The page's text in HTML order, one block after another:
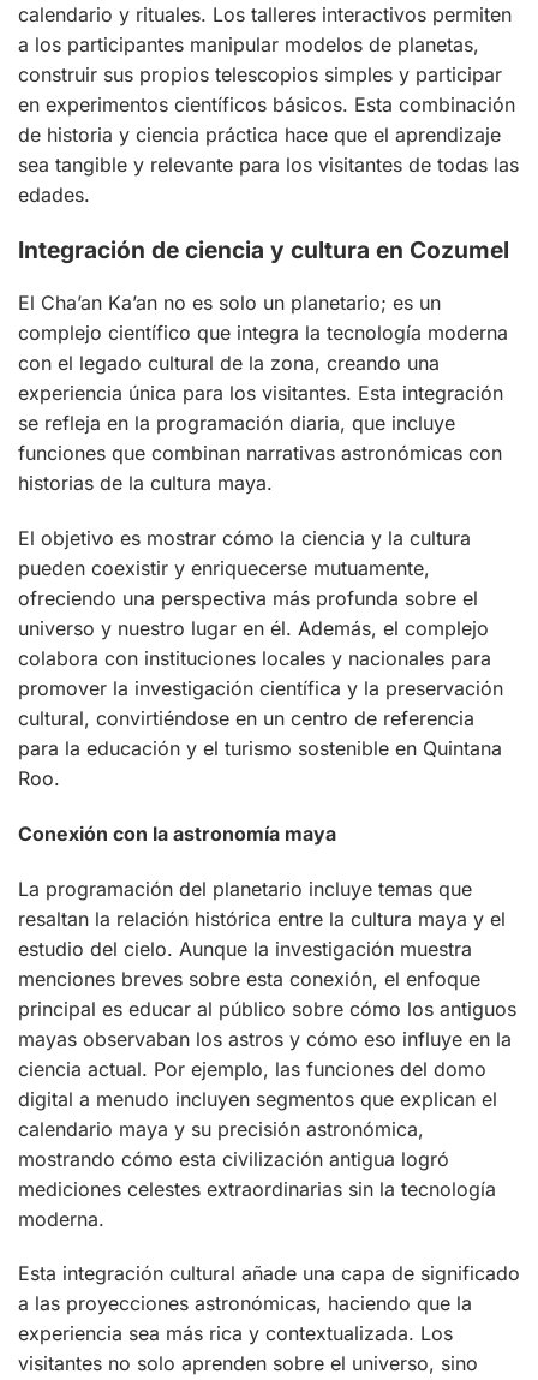
calendario y rituales. Los talleres interactivos permiten
a los participantes manipular modelos de planetas,
construir sus propios telescopios simples y participar
en experimentos científicos básicos. Esta combinación
de historia y ciencia práctica hace que el aprendizaje
sea tangible y relevante para los visitantes de todas las
edades.
Integración de ciencia y cultura en Cozumel
El Cha’an Ka’an no es solo un planetario; es un
complejo científico que integra la tecnología moderna
con el legado cultural de la zona, creando una
experiencia única para los visitantes. Esta integración
se refleja en la programación diaria, que incluye
funciones que combinan narrativas astronómicas con
historias de la cultura maya.
El objetivo es mostrar cómo la ciencia y la cultura
pueden coexistir y enriquecerse mutuamente,
ofreciendo una perspectiva más profunda sobre el
universo y nuestro lugar en él. Además, el complejo
colabora con instituciones locales y nacionales para
promover la investigación científica y la preservación
cultural, convirtiéndose en un centro de referencia
para la educación y el turismo sostenible en Quintana
Roo.
Conexión con la astronomía maya
La programación del planetario incluye temas que
resaltan la relación histórica entre la cultura maya y el
estudio del cielo. Aunque la investigación muestra
menciones breves sobre esta conexión, el enfoque
principal es educar al público sobre cómo los antiguos
mayas observaban los astros y cómo eso influye en la
ciencia actual. Por ejemplo, las funciones del domo
digital a menudo incluyen segmentos que explican el
calendario maya y su precisión astronómica,
mostrando cómo esta civilización antigua logró
mediciones celestes extraordinarias sin la tecnología
moderna.
Esta integración cultural añade una capa de significado
a las proyecciones astronómicas, haciendo que la
experiencia sea más rica y contextualizada. Los
visitantes no solo aprenden sobre el universo, sino